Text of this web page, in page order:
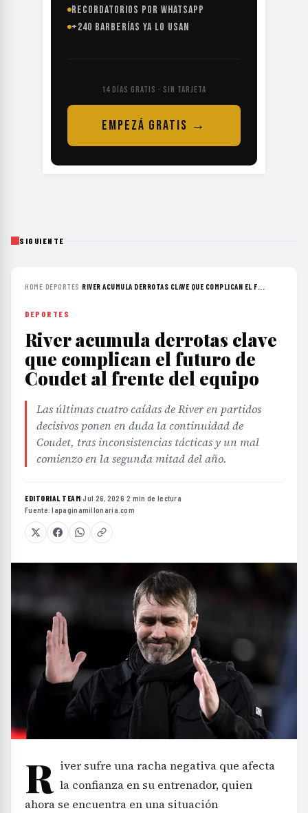
RECORDATORIOS POR WHATSAPP
+240 BARBERÍAS YA LO USAN
14 DÍAS GRATIS · SIN TARJETA
EMPEZÁ GRATIS →
SIGUIENTE
HOME›DEPORTES ›RIVER ACUMULA DERROTAS CLAVE QUE COMPLICAN EL F...
DEPORTES
River acumula derrotas clave
que complican el futuro de
Coudet al frente del equipo
Las últimas cuatro caídas de River en partidos
decisivos ponen en duda la continuidad de
Coudet, tras inconsistencias tácticas y un mal
comienzo en la segunda mitad del año.
EDITORIAL TEAM·Jul 26, 2026·2 min de lectura·
Fuente:lapaginamillonaria.com
R iver sufre una racha negativa que afecta
la confianza en su entrenador, quien
ahora se encuentra en una situación